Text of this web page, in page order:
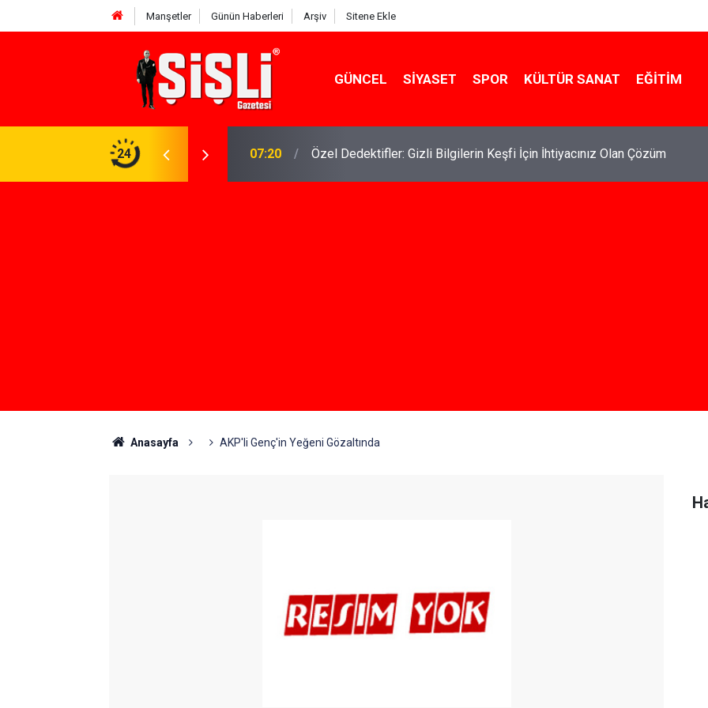
Manşetler Günün Haberleri Arşiv Sitene Ekle
GÜNCEL SIYASET SPOR KÜLTÜR SANAT EĞITIM
24
İçin İhtiyacınız Olan Çözüm 07:15 İskele'de Kiralık Daire Seçenekleriyle Konforlu Bir Yaşam
Anasayfa AKP'li Genç'in Yeğeni Gözaltında